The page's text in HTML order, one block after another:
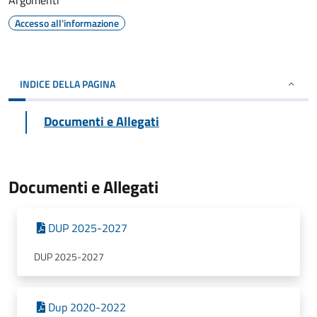
Accesso all'informazione
INDICE DELLA PAGINA
Documenti e Allegati
Documenti e Allegati
DUP 2025-2027
DUP 2025-2027
Dup 2020-2022